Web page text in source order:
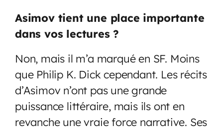
Asimov tient une place importante
dans vos lectures ?
Non, mais il m’a marqué en SF. Moins
que Philip K. Dick cependant. Les récits
d’Asimov n’ont pas une grande
puissance littéraire, mais ils ont en
revanche une vraie force narrative. Ses